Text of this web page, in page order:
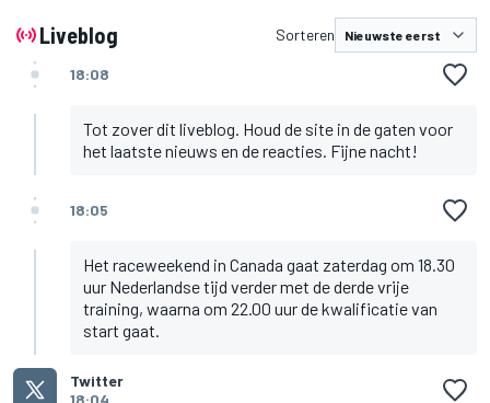
Liveblog Sorteren
18:08
Tot zover dit liveblog. Houd de site in de gaten voor
het laatste nieuws en de reacties. Fijne nacht!
18:05
Het raceweekend in Canada gaat zaterdag om 18.30
uur Nederlandse tijd verder met de derde vrije
training, waarna om 22.00 uur de kwalificatie van
start gaat.
Twitter